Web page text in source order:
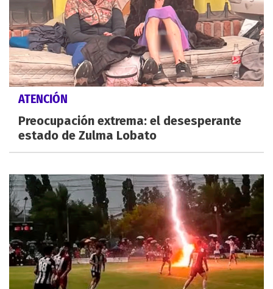
ATENCIÓN
Preocupación extrema: el desesperante
estado de Zulma Lobato